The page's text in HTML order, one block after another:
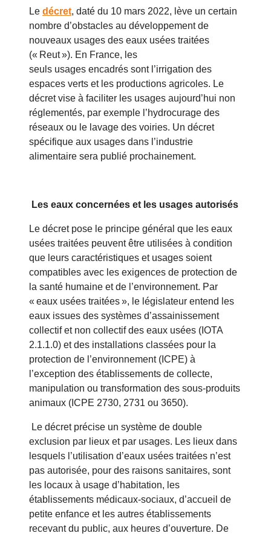
Le décret, daté du 10 mars 2022, lève un certain
nombre d’obstacles au développement de
nouveaux usages des eaux usées traitées
(« Reut »). En France, les
seuls usages encadrés sont l’irrigation des
espaces verts et les productions agricoles. Le
décret vise à faciliter les usages aujourd’hui non
réglementés, par exemple l’hydrocurage des
réseaux ou le lavage des voiries. Un décret
spécifique aux usages dans l’industrie
alimentaire sera publié prochainement.
Les eaux concernées et les usages autorisés
Le décret pose le principe général que les eaux
usées traitées peuvent être utilisées à condition
que leurs caractéristiques et usages soient
compatibles avec les exigences de protection de
la santé humaine et de l’environnement. Par
« eaux usées traitées », le législateur entend les
eaux issues des systèmes d’assainissement
collectif et non collectif des eaux usées (IOTA
2.1.1.0) et des installations classées pour la
protection de l’environnement (ICPE) à
l’exception des établissements de collecte,
manipulation ou transformation des sous-produits
animaux (ICPE 2730, 2731 ou 3650).
Le décret précise un système de double
exclusion par lieux et par usages. Les lieux dans
lesquels l’utilisation d’eaux usées traitées n’est
pas autorisée, pour des raisons sanitaires, sont
les locaux à usage d’habitation, les
établissements médicaux-sociaux, d’accueil de
petite enfance et les autres établissements
recevant du public, aux heures d’ouverture. De